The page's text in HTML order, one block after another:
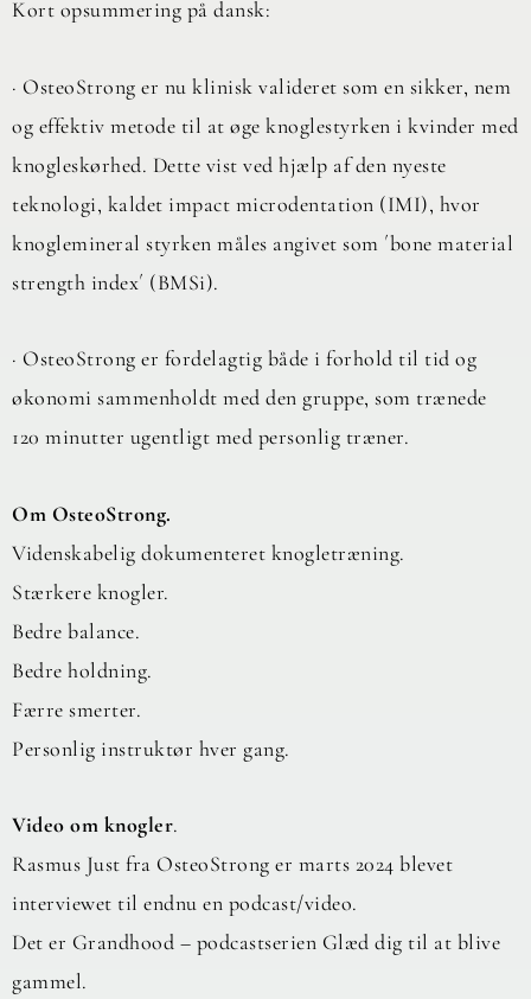
Kort opsummering på dansk:
· OsteoStrong er nu klinisk valideret som en sikker, nem
og effektiv metode til at øge knoglestyrken i kvinder med
knogleskørhed. Dette vist ved hjælp af den nyeste
teknologi, kaldet impact microdentation (IMI), hvor
knoglemineral styrken måles angivet som ´bone material
strength index´ (BMSi).
· OsteoStrong er fordelagtig både i forhold til tid og
økonomi sammenholdt med den gruppe, som trænede
120 minutter ugentligt med personlig træner.
Om OsteoStrong.
Videnskabelig dokumenteret knogletræning.
Stærkere knogler.
Bedre balance.
Bedre holdning.
Færre smerter.
Personlig instruktør hver gang.
Video om knogler.
Rasmus Just fra OsteoStrong er marts 2024 blevet
interviewet til endnu en podcast/video.
Det er Grandhood – podcastserien Glæd dig til at blive
gammel.